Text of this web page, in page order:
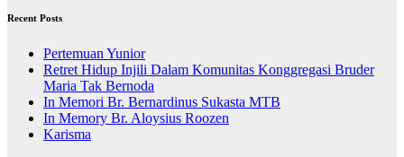
Recent Posts
Pertemuan Yunior
Retret Hidup Injili Dalam Komunitas Konggregasi Bruder
Maria Tak Bernoda
In Memori Br. Bernardinus Sukasta MTB
In Memory Br. Aloysius Roozen
Karisma